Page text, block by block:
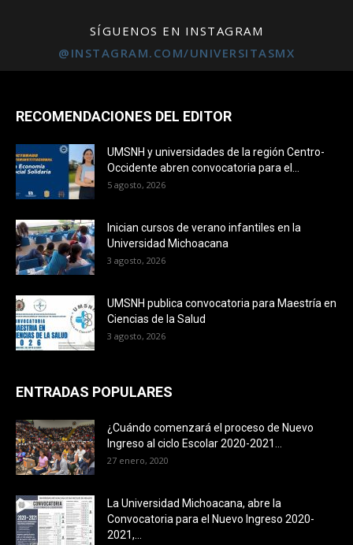
SÍGUENOS EN INSTAGRAM
@INSTAGRAM.COM/UNIVERSITASMX
RECOMENDACIONES DEL EDITOR
UMSNH y universidades de la región Centro-
Occidente abren convocatoria para el...
5 agosto, 2026
Inician cursos de verano infantiles en la
Universidad Michoacana
3 agosto, 2026
UMSNH publica convocatoria para Maestría en
Ciencias de la Salud
3 agosto, 2026
ENTRADAS POPULARES
¿Cuándo comenzará el proceso de Nuevo
Ingreso al ciclo Escolar 2020-2021...
27 enero, 2020
La Universidad Michoacana, abre la
Convocatoria para el Nuevo Ingreso 2020-
2021,...